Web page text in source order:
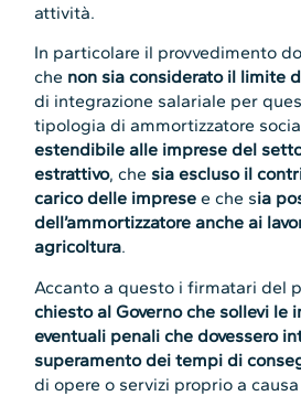
attività.
In particolare il provvedimento
che non sia considerato il limite
di integrazione salariale per
tipologia di ammortizzatore
estendibile alle imprese del
estrattivo, che sia escluso il
carico delle imprese e che sia
dell’ammortizzatore anche ai
agricoltura.
Accanto a questo i firmatari del
chiesto al Governo che sollevi le
eventuali penali che dovessero
superamento dei tempi di
di opere o servizi proprio a